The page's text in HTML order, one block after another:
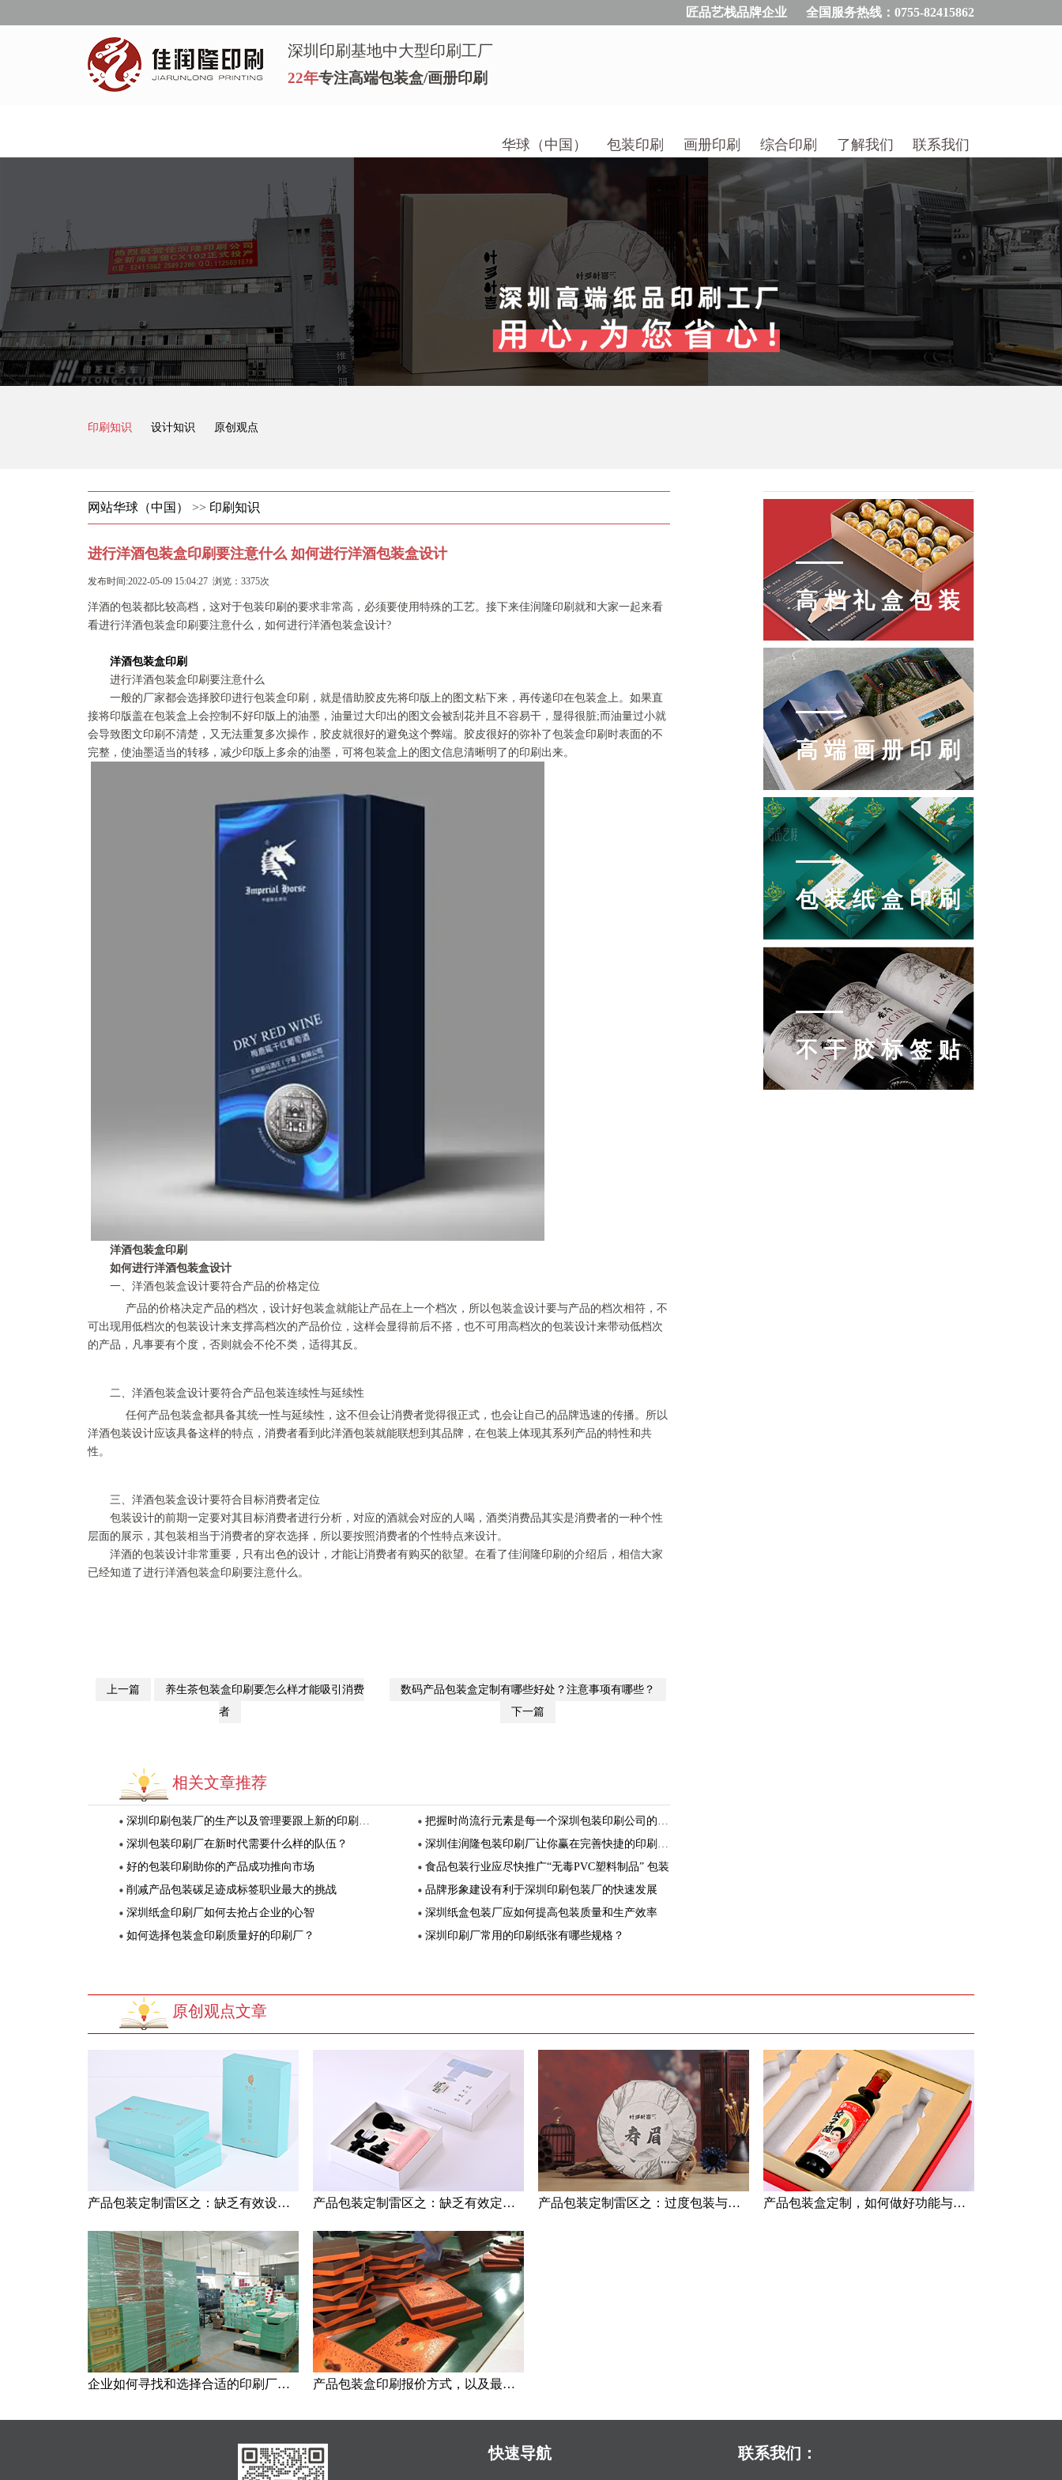
匠品艺栈品牌企业 全国服务热线：0755-82415862
深圳印刷基地中大型印刷工厂
22年专注高端包装盒/画册印刷
华球（中国） 包装印刷 画册印刷 综合印刷 了解我们 联系我们
印刷知识 设计知识 原创观点
网站华球（中国） >> 印刷知识
进行洋酒包装盒印刷要注意什么 如何进行洋酒包装盒设计
发布时间:2022-05-09 15:04:27 浏览：3375次
洋酒的包装都比较高档，这对于包装印刷的要求非常高，必须要使用特殊的工艺。接下来佳润隆印刷就和大家一起来看
看进行洋酒包装盒印刷要注意什么，如何进行洋酒包装盒设计?
洋酒包装盒印刷
进行洋酒包装盒印刷要注意什么
一般的厂家都会选择胶印进行包装盒印刷，就是借助胶皮先将印版上的图文粘下来，再传递印在包装盒上。如果直
接将印版盖在包装盒上会控制不好印版上的油墨，油量过大印出的图文会被刮花并且不容易干，显得很脏;而油量过小就
会导致图文印刷不清楚，又无法重复多次操作，胶皮就很好的避免这个弊端。胶皮很好的弥补了包装盒印刷时表面的不
完整，使油墨适当的转移，减少印版上多余的油墨，可将包装盒上的图文信息清晰明了的印刷出来。
洋酒包装盒印刷
如何进行洋酒包装盒设计
一、洋酒包装盒设计要符合产品的价格定位
产品的价格决定产品的档次，设计好包装盒就能让产品在上一个档次，所以包装盒设计要与产品的档次相符，不
可出现用低档次的包装设计来支撑高档次的产品价位，这样会显得前后不搭，也不可用高档次的包装设计来带动低档次
的产品，凡事要有个度，否则就会不伦不类，适得其反。
二、洋酒包装盒设计要符合产品包装连续性与延续性
任何产品包装盒都具备其统一性与延续性，这不但会让消费者觉得很正式，也会让自己的品牌迅速的传播。所以
洋酒包装设计应该具备这样的特点，消费者看到此洋酒包装就能联想到其品牌，在包装上体现其系列产品的特性和共
性。
三、洋酒包装盒设计要符合目标消费者定位
包装设计的前期一定要对其目标消费者进行分析，对应的酒就会对应的人喝，酒类消费品其实是消费者的一种个性
层面的展示，其包装相当于消费者的穿衣选择，所以要按照消费者的个性特点来设计。
洋酒的包装设计非常重要，只有出色的设计，才能让消费者有购买的欲望。在看了佳润隆印刷的介绍后，相信大家
已经知道了进行洋酒包装盒印刷要注意什么。
上一篇
养生茶包装盒印刷要怎么样才能吸引消费
者
数码产品包装盒定制有哪些好处？注意事项有哪些？
下一篇
相关文章推荐
深圳印刷包装厂的生产以及管理要跟上新的印刷理念
把握时尚流行元素是每一个深圳包装印刷公司的必修课
深圳包装印刷厂在新时代需要什么样的队伍？
深圳佳润隆包装印刷厂让你赢在完善快捷的印刷服务上
好的包装印刷助你的产品成功推向市场
食品包装行业应尽快推广“无毒PVC塑料制品” 包装
削减产品包装碳足迹成标签职业最大的挑战
品牌形象建设有利于深圳印刷包装厂的快速发展
深圳纸盒印刷厂如何去抢占企业的心智
深圳纸盒包装厂应如何提高包装质量和生产效率
如何选择包装盒印刷质量好的印刷厂？
深圳印刷厂常用的印刷纸张有哪些规格？
高档礼盒包装
高端画册印刷
包装纸盒印刷
不干胶标签贴
原创观点文章
产品包装定制雷区之：缺乏有效设计与过度追求创意 产品包装定制雷区之：缺乏有效定位与过度依赖乙方 产品包装定制雷区之：过度包装与轻视包装 产品包装盒定制，如何做好功能与目的分类
企业如何寻找和选择合适的印刷厂家？ 产品包装盒印刷报价方式，以及最划算数量选择策略
快速导航 联系我们：